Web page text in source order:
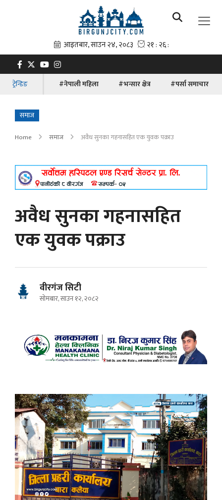
ट्रेन्डिङ #नेपाली महिला #भन्सार क्षेत्र #पर्सा समाचार
समाज
Home समाज अवैध सुनका गहनासहित एक युवक पक्राउ
अवैध सुनका गहनासहित
एक युवक पक्राउ
वीरगंज सिटी
सोमबार, साउन १२, २०८२